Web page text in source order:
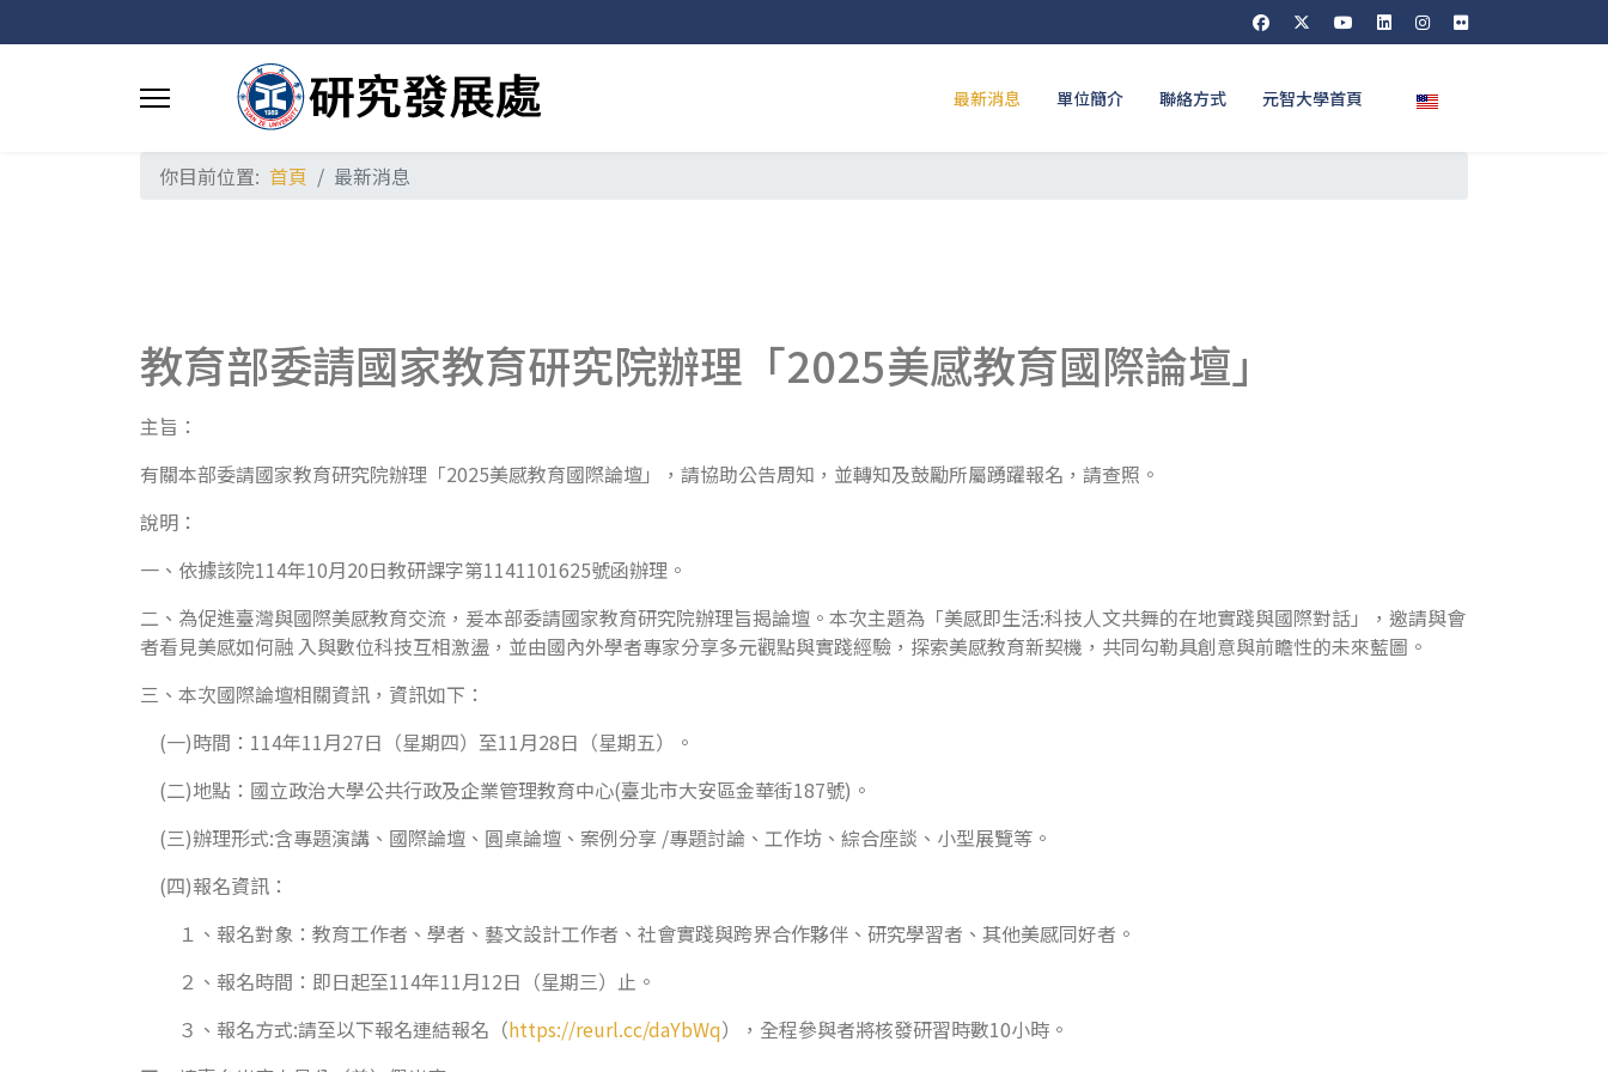
最新消息 單位簡介 聯絡方式 元智大學首頁 選擇你的語言
你目前位置: 首頁 最新消息
教育部委請國家教育研究院辦理「2025美感教育國際論壇」
主旨：
有關本部委請國家教育研究院辦理「2025美感教育國際論壇」，請協助公告周知，並轉知及鼓勵所屬踴躍報名，請查照。
說明：
一、依據該院114年10月20日教研課字第1141101625號函辦理。
二、為促進臺灣與國際美感教育交流，爰本部委請國家教育研究院辦理旨揭論壇。本次主題為「美感即生活:科技人文共舞的在地實踐與國際對話」，邀請與會
者看見美感如何融 入與數位科技互相激盪，並由國內外學者專家分享多元觀點與實踐經驗，探索美感教育新契機，共同勾勒具創意與前瞻性的未來藍圖。
三、本次國際論壇相關資訊，資訊如下：
(一)時間：114年11月27日（星期四）至11月28日（星期五）。
(二)地點：國立政治大學公共行政及企業管理教育中心(臺北市大安區金華街187號)。
(三)辦理形式:含專題演講、國際論壇、圓桌論壇、案例分享 /專題討論、工作坊、綜合座談、小型展覽等。
(四)報名資訊：
１、報名對象：教育工作者、學者、藝文設計工作者、社會實踐與跨界合作夥伴、研究學習者、其他美感同好者。
２、報名時間：即日起至114年11月12日（星期三）止。
３、報名方式:請至以下報名連結報名（https://reurl.cc/daYbWq），全程參與者將核發研習時數10小時。